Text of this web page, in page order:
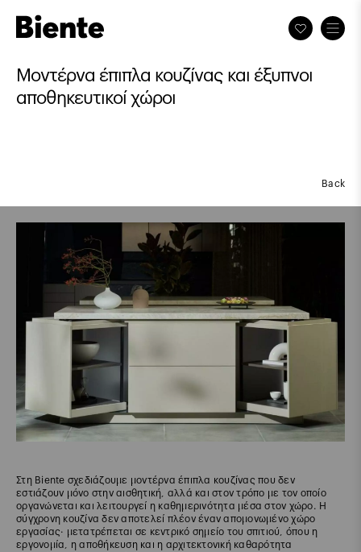
Μοντέρνα έπιπλα κουζίνας και έξυπνοι
αποθηκευτικοί χώροι
Back
Στη Biente σχεδιάζουμε μοντέρνα έπιπλα κουζίνας που δεν
εστιάζουν μόνο στην αισθητική, αλλά και στον τρόπο με τον οποίο
οργανώνεται και λειτουργεί η καθημερινότητα μέσα στον χώρο. Η
σύγχρονη κουζίνα δεν αποτελεί πλέον έναν απομονωμένο χώρο
εργασίας· μετατρέπεται σε κεντρικό σημείο του σπιτιού, όπου η
εργονομία, η αποθήκευση και η αρχιτεκτονική καθαρότητα